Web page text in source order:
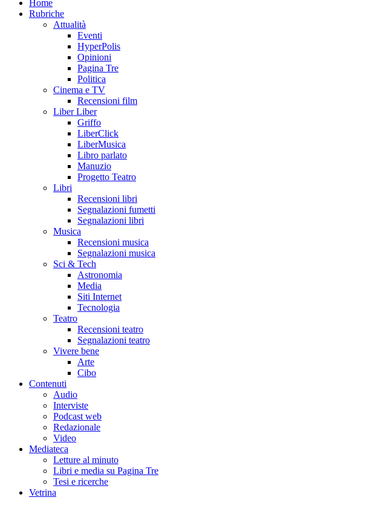
Home
Rubriche
Attualità
Eventi
HyperPolis
Opinioni
Pagina Tre
Politica
Cinema e TV
Recensioni film
Liber Liber
Griffo
LiberClick
LiberMusica
Libro parlato
Manuzio
Progetto Teatro
Libri
Recensioni libri
Segnalazioni fumetti
Segnalazioni libri
Musica
Recensioni musica
Segnalazioni musica
Sci & Tech
Astronomia
Media
Siti Internet
Tecnologia
Teatro
Recensioni teatro
Segnalazioni teatro
Vivere bene
Arte
Cibo
Contenuti
Audio
Interviste
Podcast web
Redazionale
Video
Mediateca
Letture al minuto
Libri e media su Pagina Tre
Tesi e ricerche
Vetrina